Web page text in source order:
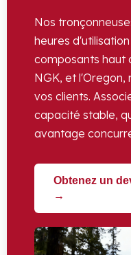
Nos
heures
composants haut
NGK, et l'Oregon,
vos clients.
capacité stable,
avantage
Obtenez un
→